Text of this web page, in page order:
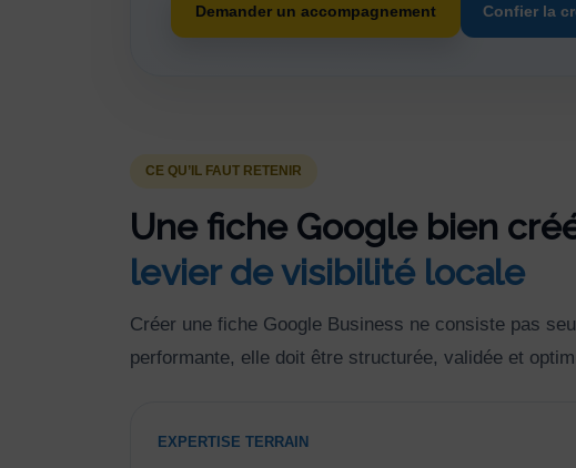
Demander un accompagnement Confier la
CE QU’IL FAUT RETENIR
Une fiche Google bien
levier de visibilité locale
Créer une fiche Google Business ne consiste pas
performante, elle doit être structurée, validée et
EXPERTISE TERRAIN